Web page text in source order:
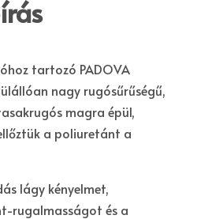
tartozó PADOVA
nagy rugósűrűségű,
magra épül,
a poliuretánt a
lágy kényelmet,
rugalmasságot és a